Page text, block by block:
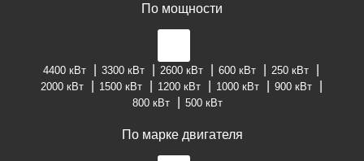
По мощности
4400 кВт 3300 кВт 2600 кВт 600 кВт
250 кВт
2000 кВт
1500 кВт 1200 кВт 1000 кВт
900 кВт
800 кВт
500 кВт
По марке двигателя